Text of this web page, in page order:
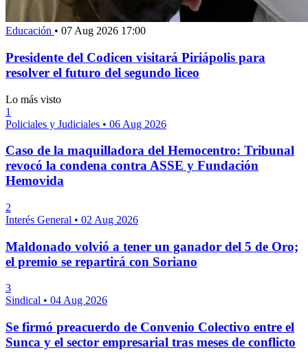
Educación • 07 Aug 2026 17:00
Presidente del Codicen visitará Piriápolis para
resolver el futuro del segundo liceo
Lo más visto
1
Policiales y Judiciales • 06 Aug 2026
Caso de la maquilladora del Hemocentro: Tribunal
revocó la condena contra ASSE y Fundación
Hemovida
2
Interés General • 02 Aug 2026
Maldonado volvió a tener un ganador del 5 de Oro;
el premio se repartirá con Soriano
3
Sindical • 04 Aug 2026
Se firmó preacuerdo de Convenio Colectivo entre el
Sunca y el sector empresarial tras meses de conflicto